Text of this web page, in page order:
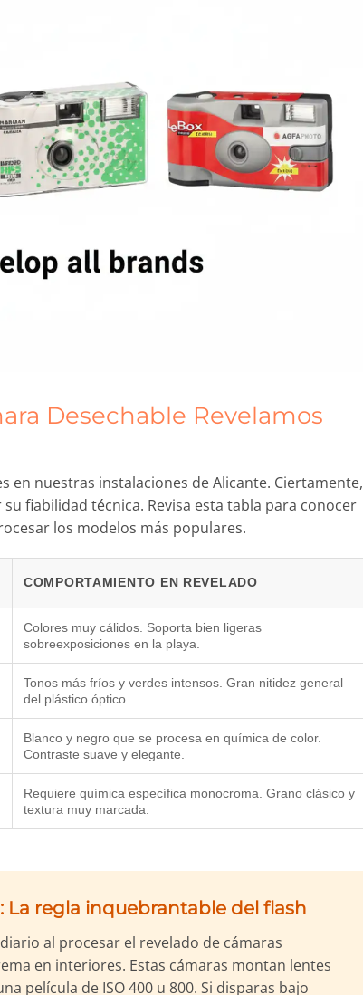
Desechable Revelamos
en nuestras instalaciones de Alicante. Ciertamente,
fiabilidad técnica. Revisa esta tabla para conocer
los modelos más populares.
COMPORTAMIENTO EN REVELADO
Colores muy cálidos. Soporta bien ligeras
sobreexposiciones en la playa.
Tonos más fríos y verdes intensos. Gran nitidez general
del plástico óptico.
Blanco y negro que se procesa en química de color.
Contraste suave y elegante.
Requiere química específica monocroma. Grano clásico y
textura muy marcada.
La regla inquebrantable del flash
al procesar el revelado de cámaras
en interiores. Estas cámaras montan lentes
película de ISO 400 u 800. Si disparas bajo